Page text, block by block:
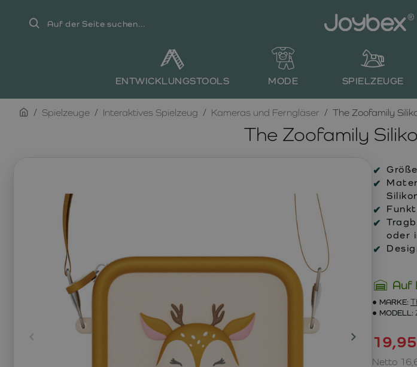
Auf
ENTWICKLUNGSTOOLS MODE SPIELZEUGE
The Zoofamily
homeSpielzeuge Interaktives Spielzeug Kameras und Ferngläser The Zoofamily
oder
Auf
MARKE:
MODELL:
Netto